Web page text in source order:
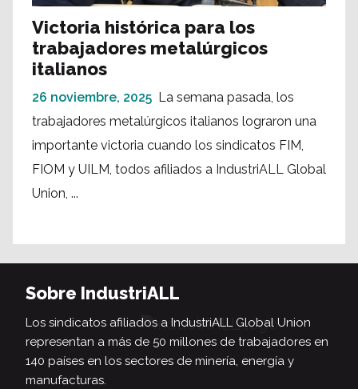
Victoria histórica para los
trabajadores metalúrgicos
italianos
26 noviembre, 2025 La semana pasada, los
trabajadores metalúrgicos italianos lograron una
importante victoria cuando los sindicatos FIM,
FIOM y UILM, todos afiliados a IndustriALL Global
Union, ...
Sobre IndustriALL
Los sindicatos afiliados a IndustriALL Global Union
representan a más de 50 millones de trabajadores en
140 países en los sectores de minería, energía y
manufacturas.